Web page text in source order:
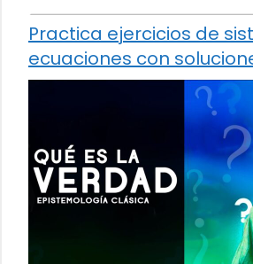
Practica ejercicios de
ecuaciones con